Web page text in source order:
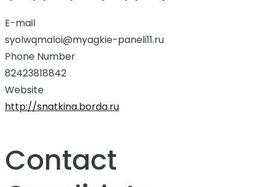
E-mail
syolwqmaloi@myagkie-paneli11.ru
Phone Number
82423818842
Website
http://snatkina.borda.ru
Contact